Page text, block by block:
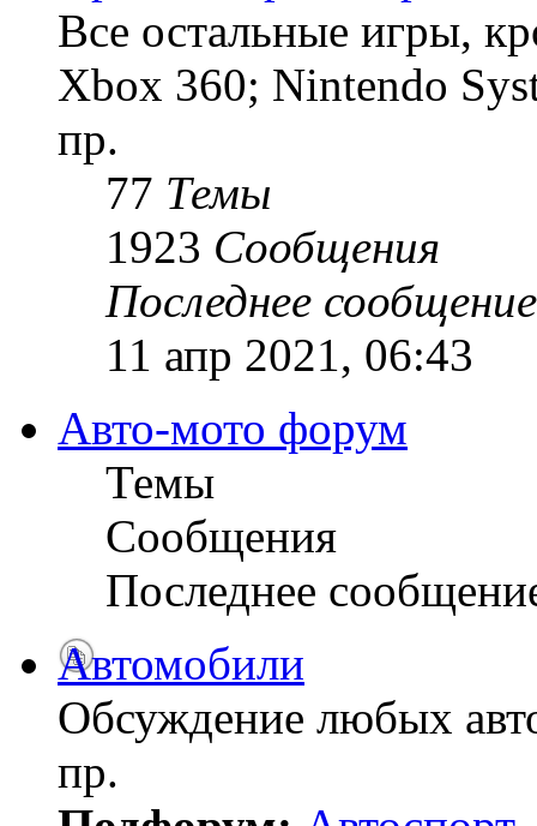
Все остальные игры,
Xbox 360; Nintendo
пр.
77 Темы
1923 Сообщения
Последнее сообщение
11 апр 2021, 06:43
Авто-мото форум
Темы
Сообщения
Последнее
Автомобили
Обсуждение любых
пр.